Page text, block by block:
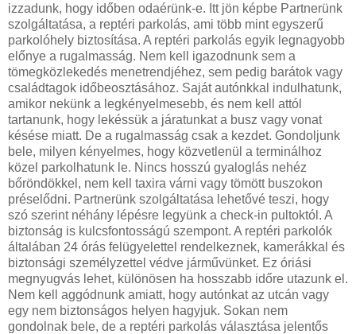
izzadunk, hogy időben odaérünk-e. Itt jön képbe Partnerünk
szolgáltatása, a reptéri parkolás, ami több mint egyszerű
parkolóhely biztosítása. A reptéri parkolás egyik legnagyobb
előnye a rugalmasság. Nem kell igazodnunk sem a
tömegközlekedés menetrendjéhez, sem pedig barátok vagy
családtagok időbeosztásához. Saját autónkkal indulhatunk,
amikor nekünk a legkényelmesebb, és nem kell attól
tartanunk, hogy lekéssük a járatunkat a busz vagy vonat
késése miatt. De a rugalmasság csak a kezdet. Gondoljunk
bele, milyen kényelmes, hogy közvetlenül a terminálhoz
közel parkolhatunk le. Nincs hosszú gyaloglás nehéz
bőröndökkel, nem kell taxira várni vagy tömött buszokon
préselődni. Partnerünk szolgáltatása lehetővé teszi, hogy
szó szerint néhány lépésre legyünk a check-in pultoktól. A
biztonság is kulcsfontosságú szempont. A reptéri parkolók
általában 24 órás felügyelettel rendelkeznek, kamerákkal és
biztonsági személyzettel védve járművünket. Ez óriási
megnyugvás lehet, különösen ha hosszabb időre utazunk el.
Nem kell aggódnunk amiatt, hogy autónkat az utcán vagy
egy nem biztonságos helyen hagyjuk. Sokan nem
gondolnak bele, de a reptéri parkolás választása jelentős